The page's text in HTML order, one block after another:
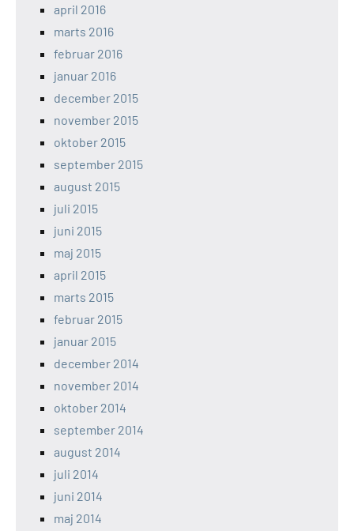
april 2016
marts 2016
februar 2016
januar 2016
december 2015
november 2015
oktober 2015
september 2015
august 2015
juli 2015
juni 2015
maj 2015
april 2015
marts 2015
februar 2015
januar 2015
december 2014
november 2014
oktober 2014
september 2014
august 2014
juli 2014
juni 2014
maj 2014